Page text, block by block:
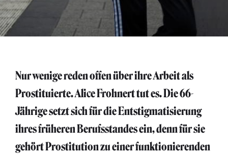
Nur wenige reden offen über ihre Arbeit als
Prostituierte. Alice Frohnert tut es. Die 66-
Jährige setzt sich für die Entstigmatisierung
ihres früheren Berufsstandes ein, denn für sie
gehört Prostitution zu einer funktionierenden